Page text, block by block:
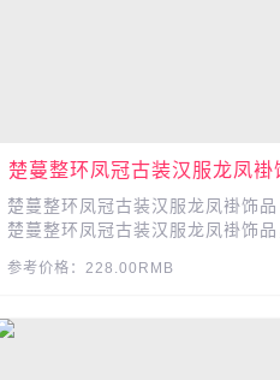
楚蔓整环凤冠古装汉服龙凤褂
楚蔓整环凤冠古装汉服龙凤褂
楚蔓整环凤冠古装汉服龙凤褂饰品
举手投足间透露出高雅!...
参考价格：228.00RMB